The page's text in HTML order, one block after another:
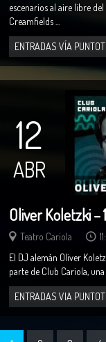
escenarios al aire libre
Creamfields ...
ENTRADAS VÍA
12
ABR
Oliver Koletzki –
Teatro Cariola
El DJ alemán Oliver
parte de Club Cariola, una
ENTRADAS VIA